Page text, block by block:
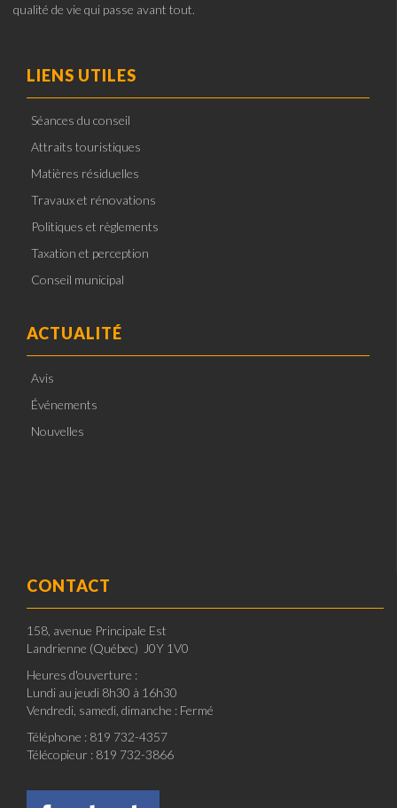
qualité de vie qui passe avant tout.
LIENS UTILES
Séances du conseil
Attraits touristiques
Matières résiduelles
Travaux et rénovations
Politiques et règlements
Taxation et perception
Conseil municipal
ACTUALITÉ
Avis
Événements
Nouvelles
CONTACT
158, avenue Principale Est
Landrienne (Québec) J0Y 1V0
Heures d'ouverture :
Lundi au jeudi 8h30 à 16h30
Vendredi, samedi, dimanche : Fermé
Téléphone : 819 732-4357
Télécopieur : 819 732-3866